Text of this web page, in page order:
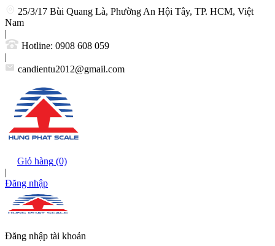
25/3/17 Bùi Quang Là, Phường An Hội Tây, TP. HCM, Việt
Nam
|
Hotline: 0908 608 059
|
candientu2012@gmail.com
Giỏ hàng (0)
|
Đăng nhập
Đăng nhập tài khoản